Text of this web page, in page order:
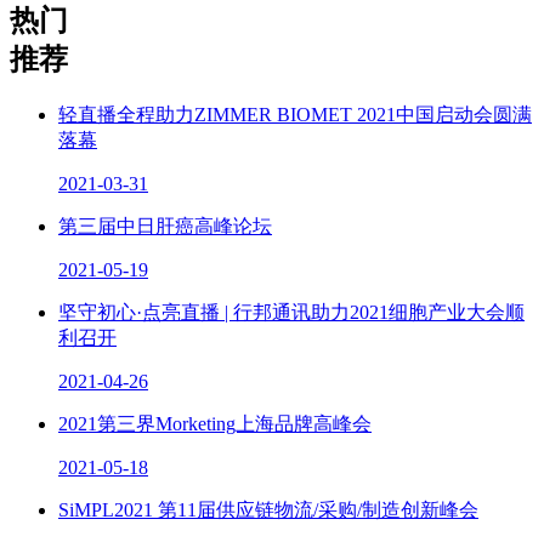
热门
推荐
轻直播全程助力ZIMMER BIOMET 2021中国启动会圆满
落幕
2021-03-31
第三届中日肝癌高峰论坛
2021-05-19
坚守初心·点亮直播 | 行邦通讯助力2021细胞产业大会顺
利召开
2021-04-26
2021第三界Morketing上海品牌高峰会
2021-05-18
SiMPL2021 第11届供应链物流/采购/制造创新峰会